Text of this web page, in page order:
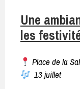
Une
les
Place de la
13 juillet